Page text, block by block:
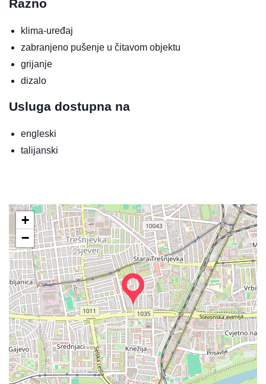
Razno
klima-uređaj
zabranjeno pušenje u čitavom objektu
grijanje
dizalo
Usluga dostupna na
engleski
talijanski
+
−